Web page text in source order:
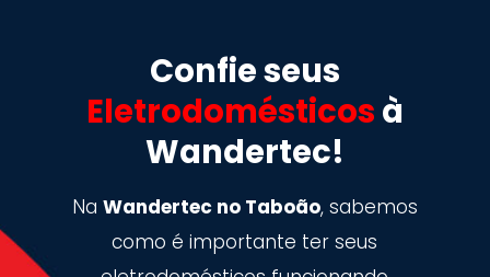
Confie seus
Eletrodomésticos à
Wandertec!
Na Wandertec no Taboão, sabemos
como é importante ter seus